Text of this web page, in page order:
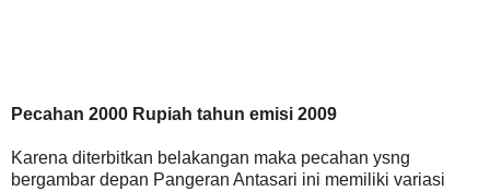
Pecahan 2000 Rupiah tahun emisi 2009
Karena diterbitkan belakangan maka pecahan ysng
bergambar depan Pangeran Antasari ini memiliki variasi